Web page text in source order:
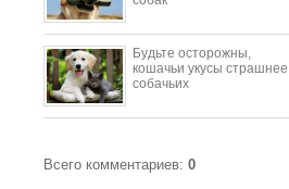
Будьте осторожны,
кошачьи укусы страшнее
собачьих
Всего комментариев: 0